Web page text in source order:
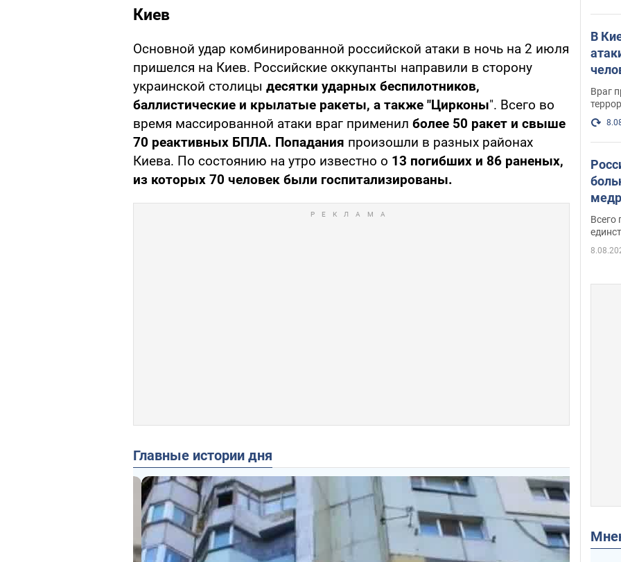
Киев
Основной удар комбинированной российской атаки в ночь на 2 июля
пришелся на Киев. Российские оккупанты направили в сторону
украинской столицы десятки ударных беспилотников,
баллистические и крылатые ракеты, а также "Цирконы". Всего во
время массированной атаки враг применил более 50 ракет и свыше
70 реактивных БПЛА. Попадания произошли в разных районах
Киева. По состоянию на утро известно о 13 погибших и 86 раненых,
из которых 70 человек были госпитализированы.
Главные истории дня
В
Враг
Всего